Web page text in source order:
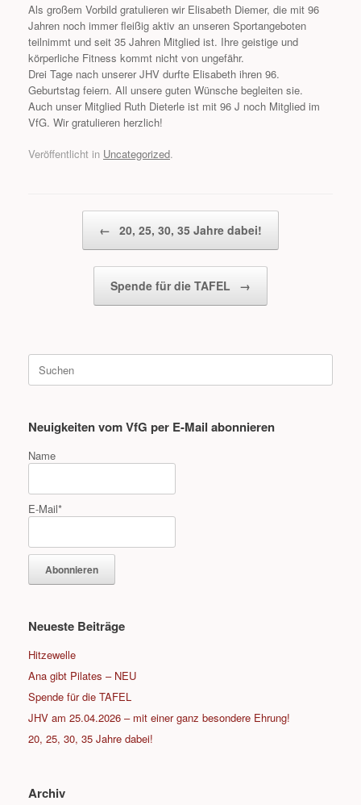
Als großem Vorbild gratulieren wir Elisabeth Diemer, die mit 96
Jahren noch immer fleißig aktiv an unseren Sportangeboten
teilnimmt und seit 35 Jahren Mitglied ist. Ihre geistige und
körperliche Fitness kommt nicht von ungefähr.
Drei Tage nach unserer JHV durfte Elisabeth ihren 96.
Geburtstag feiern. All unsere guten Wünsche begleiten sie.
Auch unser Mitglied Ruth Dieterle ist mit 96 J noch Mitglied im
VfG. Wir gratulieren herzlich!
Veröffentlicht in Uncategorized.
← 20, 25, 30, 35 Jahre dabei!
Spende für die TAFEL →
nach:
Neuigkeiten vom VfG per E-Mail abonnieren
Name
E-Mail*
Neueste Beiträge
Hitzewelle
Ana gibt Pilates – NEU
Spende für die TAFEL
JHV am 25.04.2026 – mit einer ganz besondere Ehrung!
20, 25, 30, 35 Jahre dabei!
Archiv